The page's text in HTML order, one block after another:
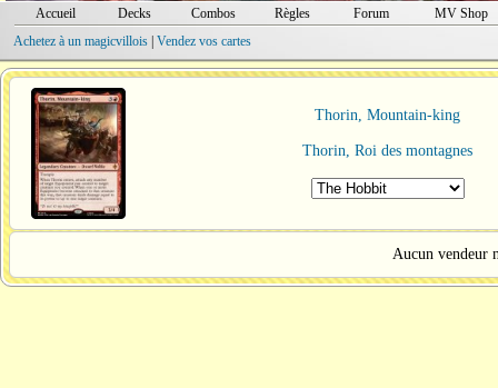
Accueil Decks Combos Règles Forum
MV Shop
Achetez à un magicvillois| Vendez vos cartes
Thorin, Mountain-king
Thorin, Roi des montagnes
Aucun vendeur